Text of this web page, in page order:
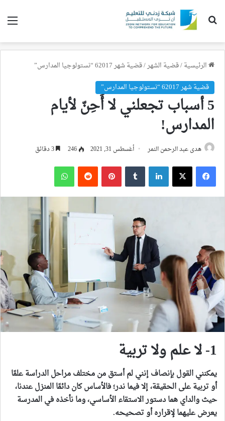
بحث عن
الرئيسية/قضية الشهر/قضية شهر 62017 “نستولوجيا المدارس”
قضية شهر 62017 “نستولوجيا المدارس”
5 أسباب تجعلني لا أَحِنّ لأيام
المدارس!
هدى عبد الرحمن النمر أغسطس 31, 2021 246
فيسبوك ‫X لينكدإن بينتيريست واتساب
1- لا علم ولا تربية
يمكنني القول بإنصاف إنني لم أستق من مختلف مراحل الدراسة علمًا
أو تربية على الحقيقة، إلا فيما ندر؛ فالأساس كان دائمًا المنزل عندنا،
حيث والداي هما دستور الاستقاء الأساسي، وما نأخذه في المدرسة
يعرض عليهما لإقراره أو تصحيحه.